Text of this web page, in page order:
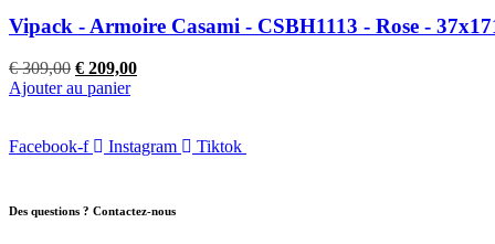
Vipack - Armoire Casami - CSBH1113 - Rose -
€309,00 Le
prix
€ 309,00.
€ 209,00Le
€ 209,00.
Ajouter au panier
Facebook-f
Instagram Tiktok
Des questions ? Contactez-nous